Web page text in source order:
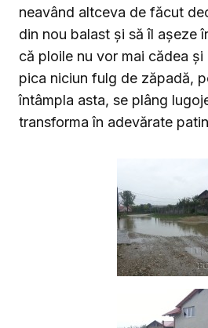
neavând altceva de făcut
din nou balast și să îl așeze
că ploile nu vor mai cădea și
pica niciun fulg de zăpadă,
întâmpla asta, se plâng
transforma în adevărate